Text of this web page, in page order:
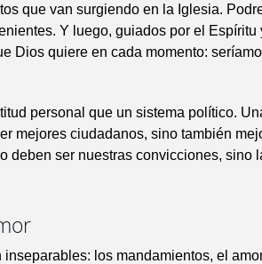
que van surgiendo en la Iglesia.
Y luego, guiados por el Espíritu
Dios quiere en cada momento:
personal que un sistema político.
mejores ciudadanos, sino también
deben ser nuestras convicciones, sino
los mandamientos, el